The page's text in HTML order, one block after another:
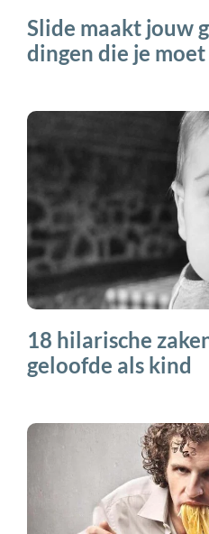
Slide maakt jouw
dingen die je
18 hilarische
geloofde als kind